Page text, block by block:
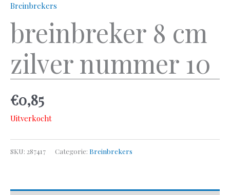
Breinbrekers
breinbreker 8 cm
zilver nummer 10
€0,85
Uitverkocht
SKU: 287417 Categorie: Breinbrekers